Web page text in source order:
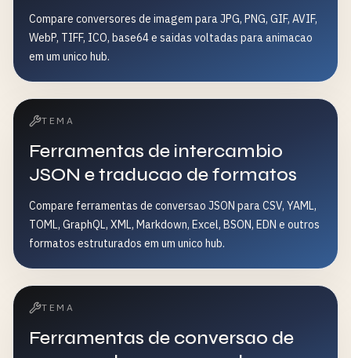
Compare conversores de imagem para JPG, PNG, GIF, AVIF,
WebP, TIFF, ICO, base64 e saidas voltadas para animacao
em um unico hub.
TEMA
Ferramentas de intercambio
JSON e traducao de formatos
Compare ferramentas de conversao JSON para CSV, YAML,
TOML, GraphQL, XML, Markdown, Excel, BSON, EDN e outros
formatos estruturados em um unico hub.
TEMA
Ferramentas de conversao de